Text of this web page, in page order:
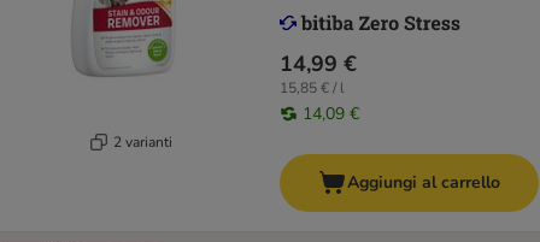
2 varianti
14,99 €
15,85 € / l
14,09 €
Aggiungi al carrello